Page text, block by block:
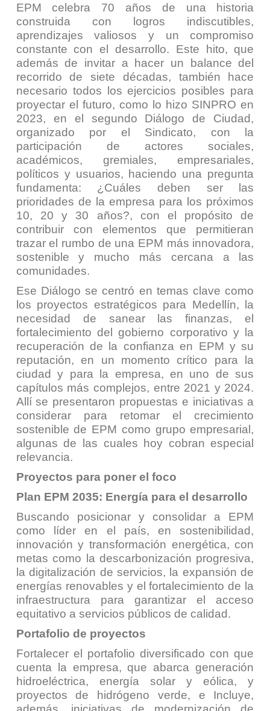
EPM celebra 70 años de una historia
construida con logros indiscutibles,
aprendizajes valiosos y un compromiso
constante con el desarrollo. Este hito, que
además de invitar a hacer un balance del
recorrido de siete décadas, también hace
necesario todos los ejercicios posibles para
proyectar el futuro, como lo hizo SINPRO en
2023, en el segundo Diálogo de Ciudad,
organizado por el Sindicato, con la
participación de actores sociales,
académicos, gremiales, empresariales,
políticos y usuarios, haciendo una pregunta
fundamenta: ¿Cuáles deben ser las
prioridades de la empresa para los próximos
10, 20 y 30 años?, con el propósito de
contribuir con elementos que permitieran
trazar el rumbo de una EPM más innovadora,
sostenible y mucho más cercana a las
comunidades.
Ese Diálogo se centró en temas clave como
los proyectos estratégicos para Medellín, la
necesidad de sanear las finanzas, el
fortalecimiento del gobierno corporativo y la
recuperación de la confianza en EPM y su
reputación, en un momento crítico para la
ciudad y para la empresa, en uno de sus
capítulos más complejos, entre 2021 y 2024.
Allí se presentaron propuestas e iniciativas a
considerar para retomar el crecimiento
sostenible de EPM como grupo empresarial,
algunas de las cuales hoy cobran especial
relevancia.
Proyectos para poner el foco
Plan EPM 2035: Energía para el desarrollo
Buscando posicionar y consolidar a EPM
como líder en el país, en sostenibilidad,
innovación y transformación energética, con
metas como la descarbonización progresiva,
la digitalización de servicios, la expansión de
energías renovables y el fortalecimiento de la
infraestructura para garantizar el acceso
equitativo a servicios públicos de calidad.
Portafolio de proyectos
Fortalecer el portafolio diversificado con que
cuenta la empresa, que abarca generación
hidroeléctrica, energía solar y eólica, y
proyectos de hidrógeno verde, e Incluye,